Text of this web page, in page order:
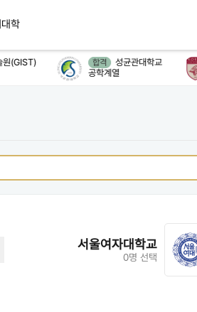
학
(GIST)
합격
성균관대학교
공학계열
서울여자대학교
0명 선택